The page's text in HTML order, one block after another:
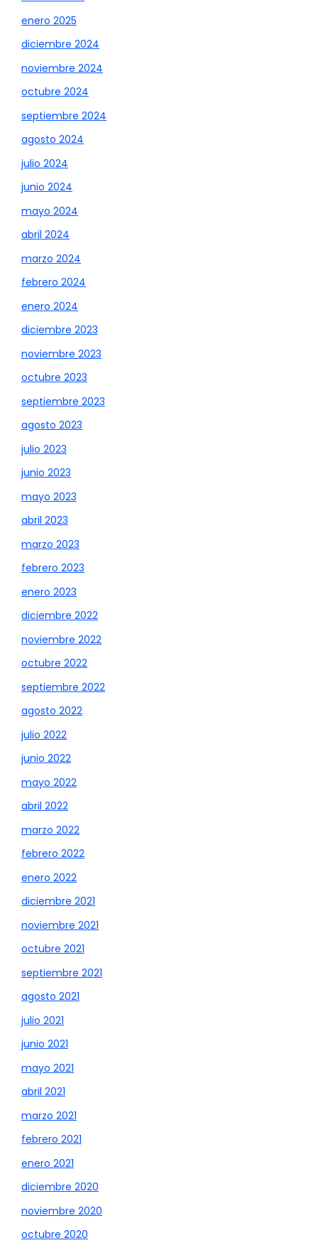
enero 2025
diciembre 2024
noviembre 2024
octubre 2024
septiembre 2024
agosto 2024
julio 2024
junio 2024
mayo 2024
abril 2024
marzo 2024
febrero 2024
enero 2024
diciembre 2023
noviembre 2023
octubre 2023
septiembre 2023
agosto 2023
julio 2023
junio 2023
mayo 2023
abril 2023
marzo 2023
febrero 2023
enero 2023
diciembre 2022
noviembre 2022
octubre 2022
septiembre 2022
agosto 2022
julio 2022
junio 2022
mayo 2022
abril 2022
marzo 2022
febrero 2022
enero 2022
diciembre 2021
noviembre 2021
octubre 2021
septiembre 2021
agosto 2021
julio 2021
junio 2021
mayo 2021
abril 2021
marzo 2021
febrero 2021
enero 2021
diciembre 2020
noviembre 2020
octubre 2020